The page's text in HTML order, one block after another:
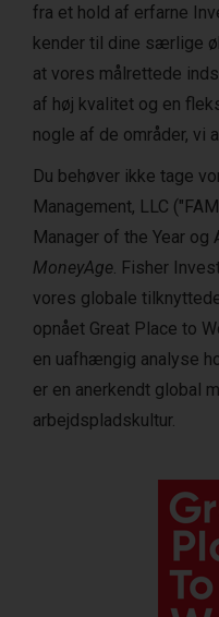
fra et hold af erfarne
kender til dine særlige
at vores målrettede
af høj kvalitet og en
nogle af de områder, vi
Du behøver ikke tage
Management, LLC
Manager of the Year og
MoneyAge. Fisher
vores globale
opnået Great Place to
en uafhængig analyse
er en anerkendt global
arbejdspladskultur.